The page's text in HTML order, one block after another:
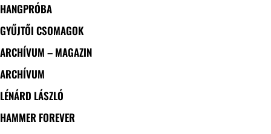
HANGPRÓBA
GYŰJTŐI CSOMAGOK
ARCHÍVUM – MAGAZIN
ARCHÍVUM
LÉNÁRD LÁSZLÓ
HAMMER FOREVER